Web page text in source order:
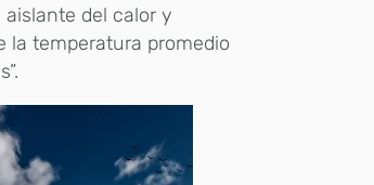
del calor y
la temperatura promedio